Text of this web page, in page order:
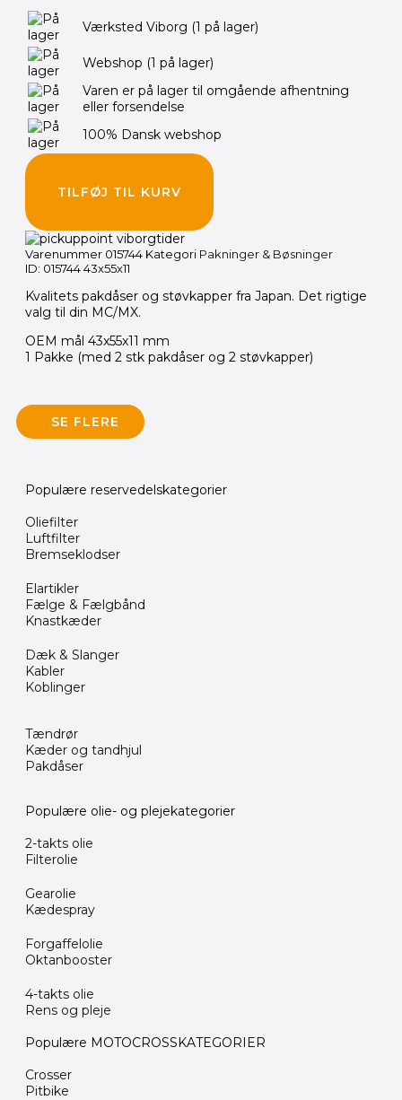
Værksted Viborg (1 på lager)
Webshop (1 på lager)
Varen er på lager til omgående afhentning
eller forsendelse
100% Dansk webshop
TILFØJ TIL KURV
Varenummer 015744 Kategori Pakninger & Bøsninger
ID: 015744 43x55x11
Kvalitets pakdåser og støvkapper fra Japan. Det rigtige
valg til din MC/MX.
OEM mål 43x55x11 mm
1 Pakke (med 2 stk pakdåser og 2 støvkapper)
SE FLERE
Populære reservedelskategorier
Oliefilter
Luftfilter
Bremseklodser
Elartikler
Fælge & Fælgbånd
Knastkæder
Dæk & Slanger
Kabler
Koblinger
Tændrør
Kæder og tandhjul
Pakdåser
Populære olie- og plejekategorier
2-takts olie
Filterolie
Gearolie
Kædespray
Forgaffelolie
Oktanbooster
4-takts olie
Rens og pleje
Populære MOTOCROSSKATEGORIER
Crosser
Pitbike